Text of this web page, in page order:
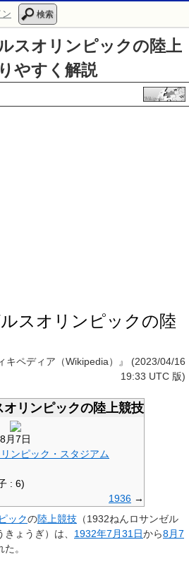
ン 検索
スオリンピックの陸上
やすく解説
スオリンピックの陸
キペディア（Wikipedia）』 (2023/04/16
19:33 UTC 版)
リンピックの陸上競技
月7日
ンピック・スタジアム
: 6)
1936 →
ックの陸上競技 （1932ねんロサンゼル
ょうぎ）は、 1932年7月31日から8月7
。